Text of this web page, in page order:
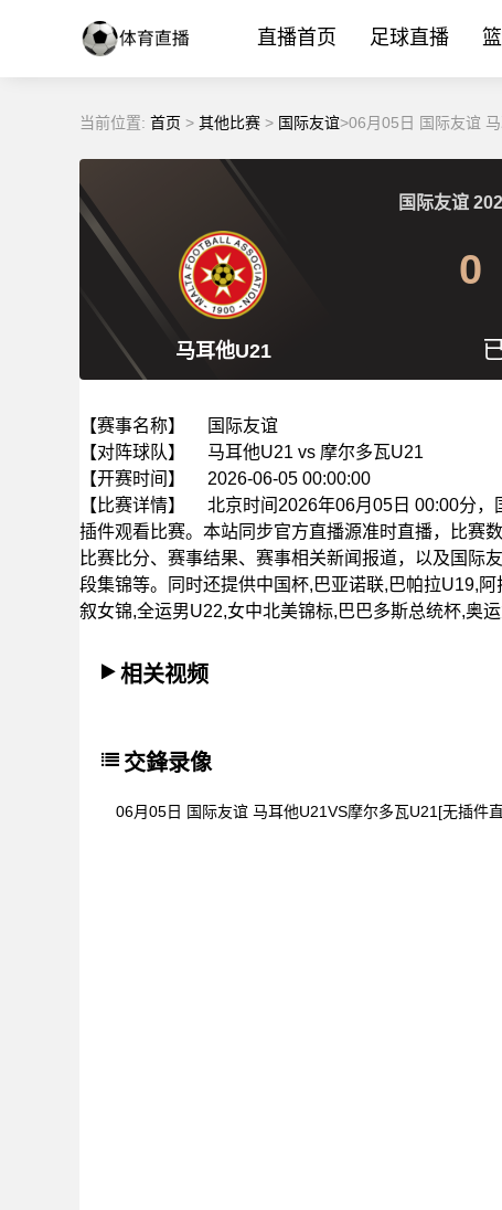
直播首页 足球直播
当前位置: 首页 > 其他比赛 > 国际友谊>06月05日 国际友谊
马耳他U21
国际友谊
0
【赛事名称】
国际友谊
【对阵球队】
马耳他U21 vs 摩尔多瓦U21
【开赛时间】
2026-06-05 00:00:00
【比赛详情】
北京时间2026年06月05日 00:00分
插件观看比赛。本站同步官方直播源准时直播，比赛
比赛比分、赛事结果、赛事相关新闻报道，以及国际
段集锦等。同时还提供中国杯,巴亚诺联,巴帕拉U19,
叙女锦,全运男U22,女中北美锦标,巴巴多斯总统杯,奥运
相关视频
交鋒录像
06月05日 国际友谊 马耳他U21VS摩尔多瓦U21[无插件